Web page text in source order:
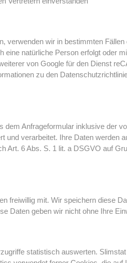
verwenden wir in bestimmten
natürliche Person erfolgt oder
von Google für den Dienst
zu den
Anfrageformular inklusive der
und verarbeitet. Ihre Daten werden
Art. 6 Abs. S. 1 lit. a DSGVO auf
freiwillig mit. Wir speichern diese
Daten geben wir nicht ohne Ihre
statistisch auswerten.